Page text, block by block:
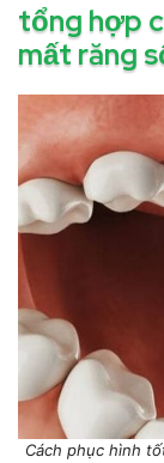
tổng hợp
mất răng
Cách phục hình